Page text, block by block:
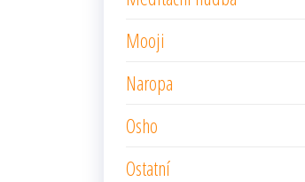
Mooji
Naropa
Osho
Ostatní